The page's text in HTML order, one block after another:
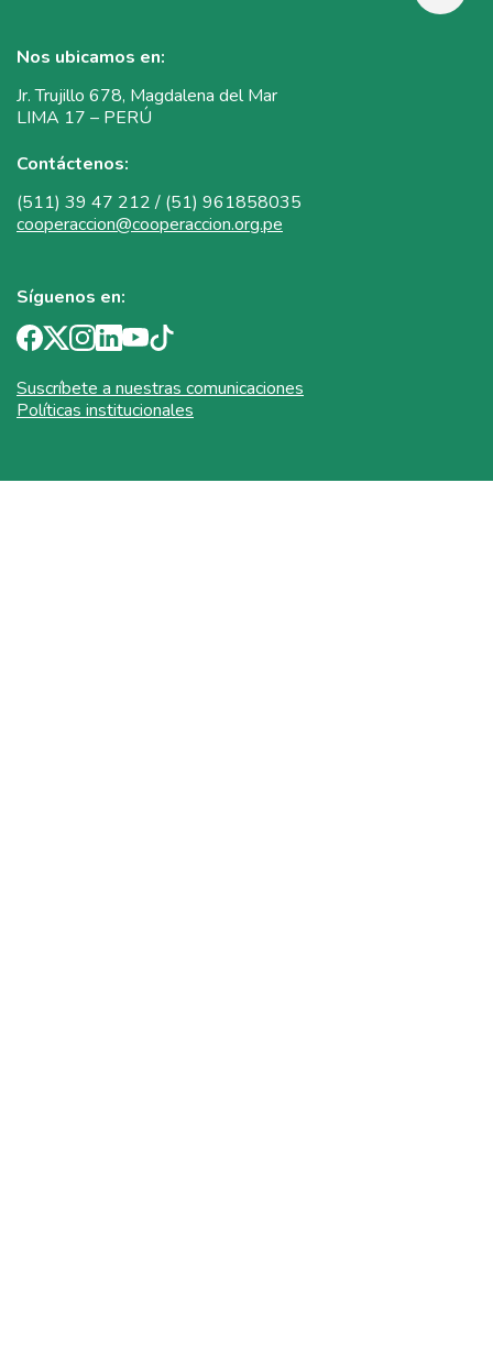
Nos ubicamos en:
Jr. Trujillo 678, Magdalena del Mar
LIMA 17 – PERÚ
Contáctenos:
(511) 39 47 212 / (51) 961858035
cooperaccion@cooperaccion.org.pe
Síguenos en:
Suscríbete a nuestras comunicaciones
Políticas institucionales